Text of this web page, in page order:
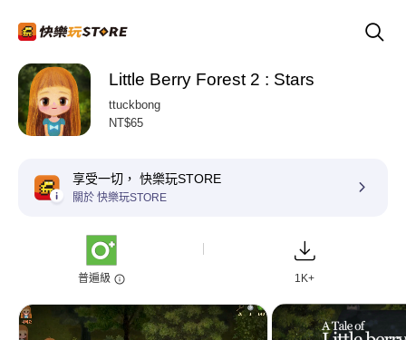
Little Berry Forest 2 : Stars
ttuckbong
NT$65
享受一切， 快樂玩STORE
關於 快樂玩STORE
普遍級 1K+